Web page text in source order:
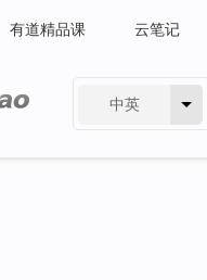
有道精品课 云笔记
中英